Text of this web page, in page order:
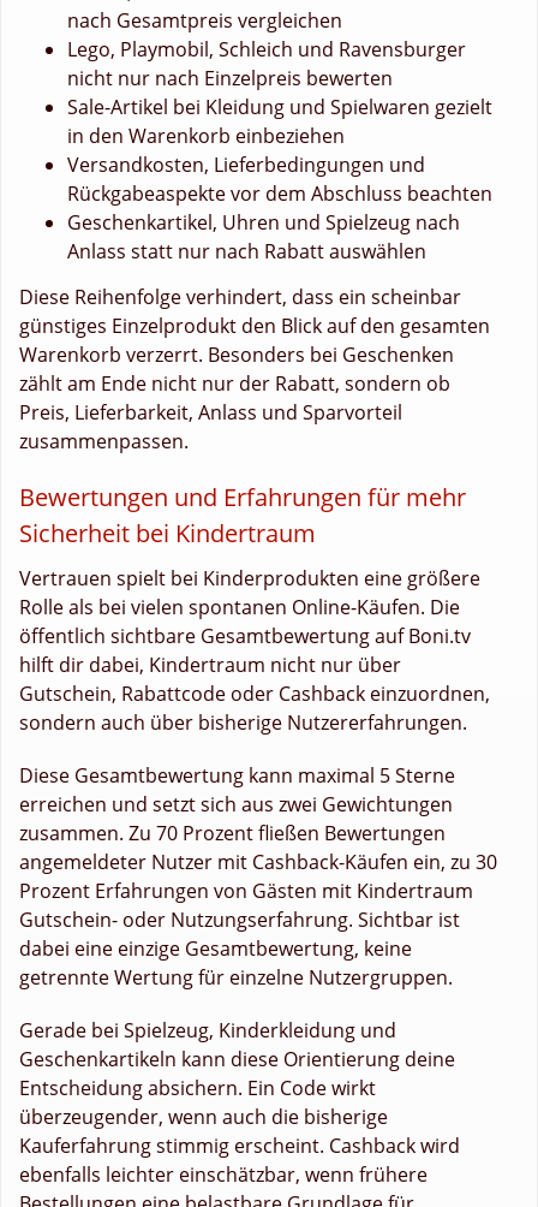
nach Gesamtpreis vergleichen
Lego, Playmobil, Schleich und Ravensburger
nicht nur nach Einzelpreis bewerten
Sale-Artikel bei Kleidung und Spielwaren gezielt
in den Warenkorb einbeziehen
Versandkosten, Lieferbedingungen und
Rückgabeaspekte vor dem Abschluss beachten
Geschenkartikel, Uhren und Spielzeug nach
Anlass statt nur nach Rabatt auswählen
Diese Reihenfolge verhindert, dass ein scheinbar
günstiges Einzelprodukt den Blick auf den gesamten
Warenkorb verzerrt. Besonders bei Geschenken
zählt am Ende nicht nur der Rabatt, sondern ob
Preis, Lieferbarkeit, Anlass und Sparvorteil
zusammenpassen.
Bewertungen und Erfahrungen für mehr
Sicherheit bei Kindertraum
Vertrauen spielt bei Kinderprodukten eine größere
Rolle als bei vielen spontanen Online-Käufen. Die
öffentlich sichtbare Gesamtbewertung auf Boni.tv
hilft dir dabei, Kindertraum nicht nur über
Gutschein, Rabattcode oder Cashback einzuordnen,
sondern auch über bisherige Nutzererfahrungen.
Diese Gesamtbewertung kann maximal 5 Sterne
erreichen und setzt sich aus zwei Gewichtungen
zusammen. Zu 70 Prozent fließen Bewertungen
angemeldeter Nutzer mit Cashback-Käufen ein, zu 30
Prozent Erfahrungen von Gästen mit Kindertraum
Gutschein- oder Nutzungserfahrung. Sichtbar ist
dabei eine einzige Gesamtbewertung, keine
getrennte Wertung für einzelne Nutzergruppen.
Gerade bei Spielzeug, Kinderkleidung und
Geschenkartikeln kann diese Orientierung deine
Entscheidung absichern. Ein Code wirkt
überzeugender, wenn auch die bisherige
Kauferfahrung stimmig erscheint. Cashback wird
ebenfalls leichter einschätzbar, wenn frühere